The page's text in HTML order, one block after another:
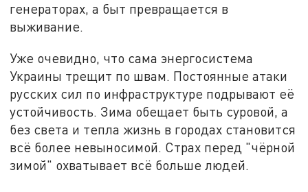
генераторах, а быт превращается в
выживание.
Уже очевидно, что сама энергосистема
Украины трещит по швам. Постоянные атаки
русских сил по инфраструктуре подрывают её
устойчивость. Зима обещает быть суровой, а
без света и тепла жизнь в городах становится
всё более невыносимой. Страх перед "чёрной
зимой" охватывает всё больше людей.